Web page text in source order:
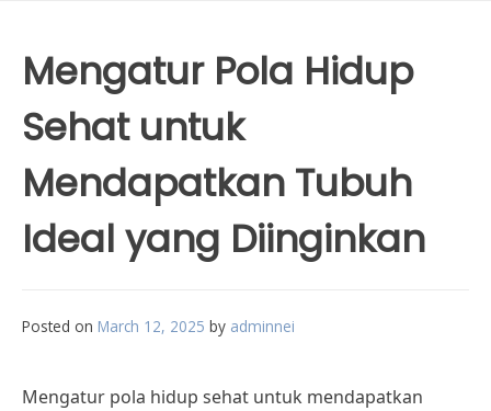
Mengatur Pola Hidup
Sehat untuk
Mendapatkan Tubuh
Ideal yang Diinginkan
Posted on March 12, 2025 by adminnei
Mengatur pola hidup sehat untuk mendapatkan